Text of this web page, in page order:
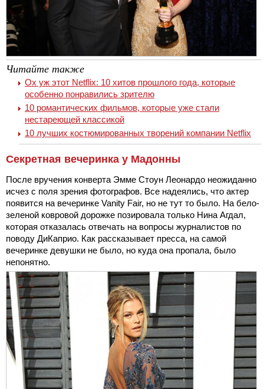
Читайте также
Ох уж этот Netflix: 10 хитов прошлого года, которые
особенно понравились зрителю
10 романтических фильмов, которые уже стали
нестареющей классикой
10 лучших костюмированных творений компании Netflix
Секретная вечеринка у Мадонны
После вручения конверта Эмме Стоун Леонардо неожиданно
исчез с поля зрения фотографов. Все надеялись, что актер
появится на вечеринке Vanity Fair, но не тут то было. На бело-
зеленой ковровой дорожке позировала только Нина Агдал,
которая отказалась отвечать на вопросы журналистов по
поводу ДиКаприо. Как рассказывает пресса, на самой
вечеринке девушки не было, но куда она пропала, было
непонятно.